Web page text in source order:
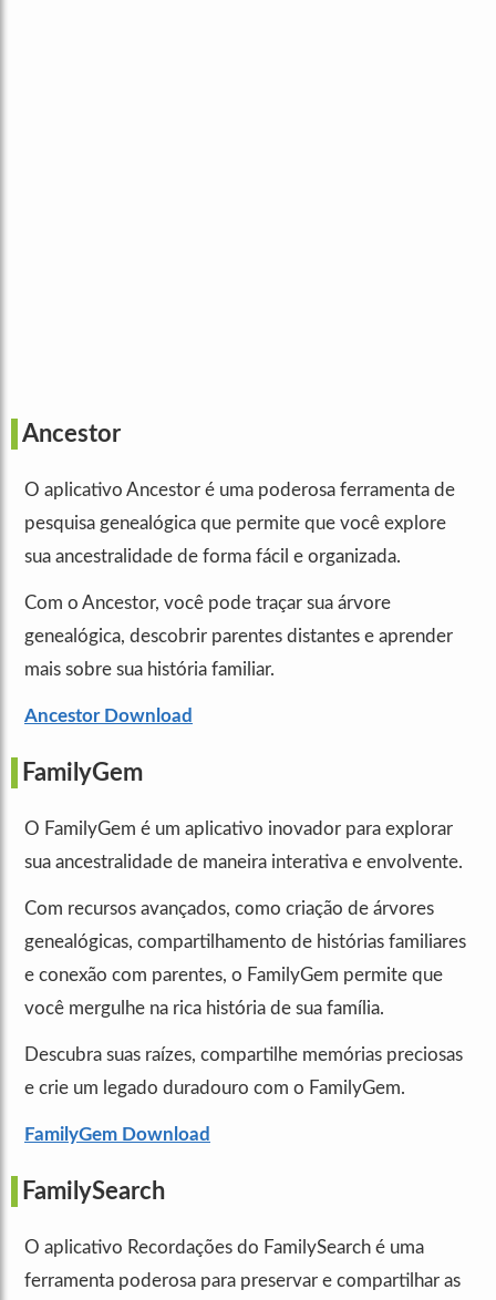
Ancestor
O aplicativo Ancestor é uma poderosa ferramenta de
pesquisa genealógica que permite que você explore
sua ancestralidade de forma fácil e organizada.
Com o Ancestor, você pode traçar sua árvore
genealógica, descobrir parentes distantes e aprender
mais sobre sua história familiar.
Ancestor Download
FamilyGem
O FamilyGem é um aplicativo inovador para explorar
sua ancestralidade de maneira interativa e envolvente.
Com recursos avançados, como criação de árvores
genealógicas, compartilhamento de histórias familiares
e conexão com parentes, o FamilyGem permite que
você mergulhe na rica história de sua família.
Descubra suas raízes, compartilhe memórias preciosas
e crie um legado duradouro com o FamilyGem.
FamilyGem Download
FamilySearch
O aplicativo Recordações do FamilySearch é uma
ferramenta poderosa para preservar e compartilhar as